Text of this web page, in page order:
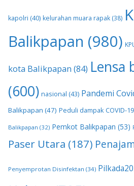
kapolri (40) kelurahan muara rapak (38)
Balikpapan (980)
kota Balikpapan (84) Lensa
(600) nasional (43) Pandemi
Balikpapan (47) Peduli dampak COVID-19
Balikpapan (32) Pemkot Balikpapan (53)
Paser Utara (187)
Penyemprotan Disinfektan (34)